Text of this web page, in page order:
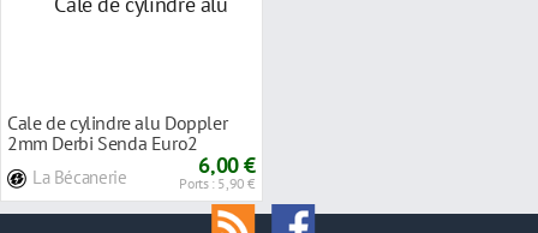
Cale de cylindre alu Doppler
2mm Derbi Senda Euro2
La Bécanerie 6,00 €
Ports : 5,90 €